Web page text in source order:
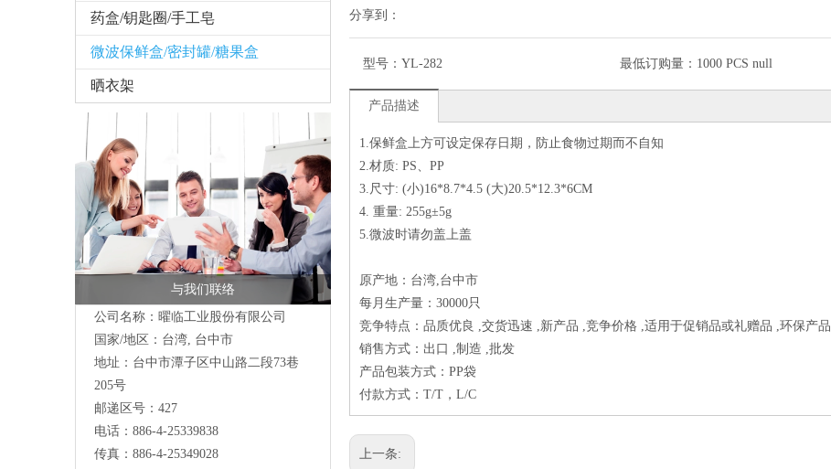
药盒/钥匙圈/手工皂
微波保鲜盒/密封罐/糖果盒
晒衣架
与我们联络
公司名称：曜临工业股份有限公司
国家/地区：台湾, 台中市
地址： 台中市潭子区中山路二段73巷
205号
邮递区号：427
电话：886-4-25339838
传真：886-4-25349028
分享到：
型号： YL-282 最低订购量： 1000 PCS null
产品描述
1.保鲜盒上方可设定保存日期，防止食物过期而不自知
2.材质: PS、PP
3.尺寸: (小)16*8.7*4.5 (大)20.5*12.3*6CM
4. 重量: 255g±5g
5.微波时请勿盖上盖
原产地：台湾,台中市
每月生产量：30000只
竞争特点：品质优良 ,交货迅速 ,新产品 ,竞争价格 ,适用于促销品或礼赠品 ,环保产品
销售方式：出口 ,制造 ,批发
产品包装方式：PP袋
付款方式：T/T，L/C
上一条: